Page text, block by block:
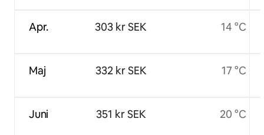
Apr.
Maj
Juni
303 kr SEK
332 kr SEK
351 kr SEK
14 °C
17 °C
20 °C